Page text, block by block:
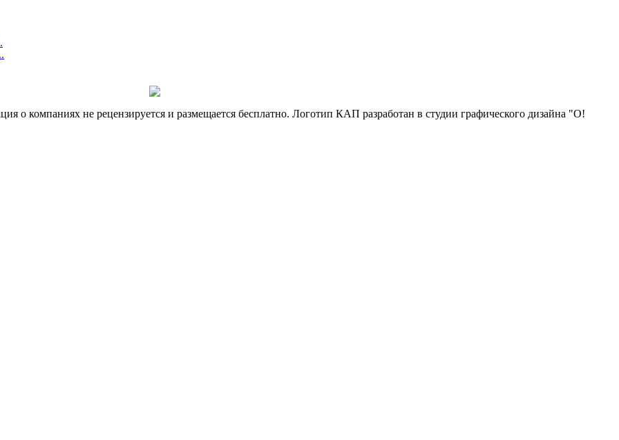
компаниях не рецензируется и размещается бесплатно. Логотип КАП разработан в студии графического дизайна "О!